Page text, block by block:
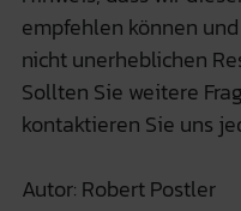
empfehlen können
nicht unerheblichen
Sollten Sie weitere
kontaktieren Sie uns
Autor: Robert Postler